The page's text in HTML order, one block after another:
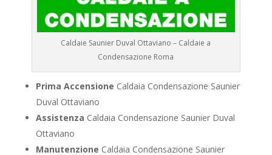
Caldaie Saunier Duval Ottaviano – Caldaie a
Condensazione Roma
Prima Accensione Caldaia Condensazione Saunier
Duval Ottaviano
Assistenza Caldaia Condensazione Saunier Duval
Ottaviano
Manutenzione Caldaia Condensazione Saunier